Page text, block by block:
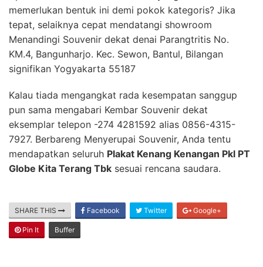
memerlukan bentuk ini demi pokok kategoris? Jika
tepat, selaiknya cepat mendatangi showroom
Menandingi Souvenir dekat denai Parangtritis No.
KM.4, Bangunharjo. Kec. Sewon, Bantul, Bilangan
signifikan Yogyakarta 55187
Kalau tiada mengangkat rada kesempatan sanggup
pun sama mengabari Kembar Souvenir dekat
eksemplar telepon -274 4281592 alias 0856-4315-
7927. Berbareng Menyerupai Souvenir, Anda tentu
mendapatkan seluruh Plakat Kenang Kenangan Pkl PT
Globe Kita Terang Tbk sesuai rencana saudara.
SHARE THIS Facebook Twitter Google+
Pin It Buffer